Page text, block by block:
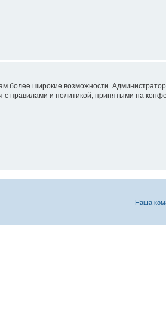
более широкие возможности.
с правилами и политикой, принятыми на
Наша